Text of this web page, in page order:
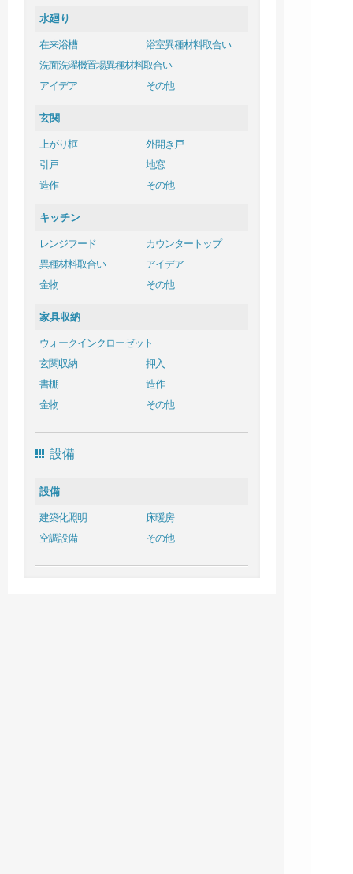
水廻り
在来浴槽
浴室異種材料取合い
洗面洗濯機置場異種材料取合い
アイデア
その他
玄関
上がり框
外開き戸
引戸
地窓
造作
その他
キッチン
レンジフード
カウンタートップ
異種材料取合い
アイデア
金物
その他
家具収納
ウォークインクローゼット
玄関収納
押入
書棚
造作
金物
その他
設備
設備
建築化照明
床暖房
空調設備
その他